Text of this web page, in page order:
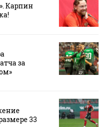
Карпин
за
33